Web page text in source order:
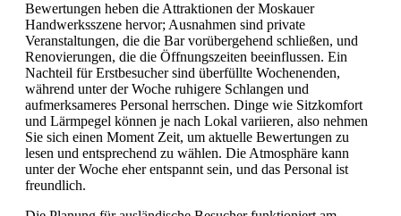
Bewertungen heben die Attraktionen der Moskauer
Handwerksszene hervor; Ausnahmen sind private
Veranstaltungen, die die Bar vorübergehend schließen, und
Renovierungen, die die Öffnungszeiten beeinflussen. Ein
Nachteil für Erstbesucher sind überfüllte Wochenenden,
während unter der Woche ruhigere Schlangen und
aufmerksameres Personal herrschen. Dinge wie Sitzkomfort
und Lärmpegel können je nach Lokal variieren, also nehmen
Sie sich einen Moment Zeit, um aktuelle Bewertungen zu
lesen und entsprechend zu wählen. Die Atmosphäre kann
unter der Woche eher entspannt sein, und das Personal ist
freundlich.